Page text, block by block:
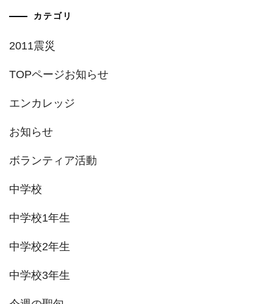
ペ
ー
送
り
カテゴリ
2011震災
TOPページお知らせ
エンカレッジ
お知らせ
ボランティア活動
中学校
中学校1年生
中学校2年生
中学校3年生